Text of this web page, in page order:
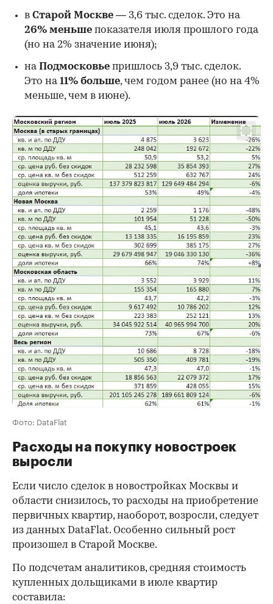
в Старой Москве — 3,6 тыс. сделок. Это на
26% меньше показателя июля прошлого года
(но на 2% значение июня);
наПодмосковье пришлось 3,9 тыс. сделок.
Это на11% больше, чем годом ранее (но на 4%
меньше, чем в июне).
Фото: DataFlat
Расходы на покупку новостроек
выросли
Если число сделок в новостройках Москвы и
области снизилось, то расходы на приобретение
первичных квартир, наоборот, возросли, следует
из данных DataFlat. Особенно сильный рост
произошел в Старой Москве.
По подсчетам аналитиков, средняя стоимость
купленных дольщиками в июле квартир
составила: